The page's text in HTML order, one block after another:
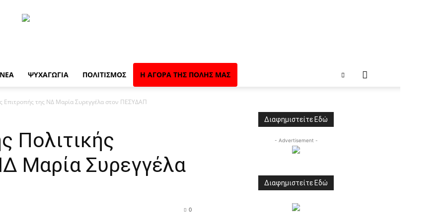
ΨΥΧΑΓΩΓΊΑ ΠΟΛΙΤΙΣΜΌΣ Η ΑΓΟΡΆ ΤΗΣ ΠΌΛΗΣ ΜΑΣ
Επιτροπής της ΝΔ Μαρία Συρεγγέλα στον ΠΕΣΥΔΑΠ
Πολιτικής
Μαρία Συρεγγέλα
0
Διαφημιστείτε Εδώ
- Advertisement -
Διαφημιστείτε Εδώ